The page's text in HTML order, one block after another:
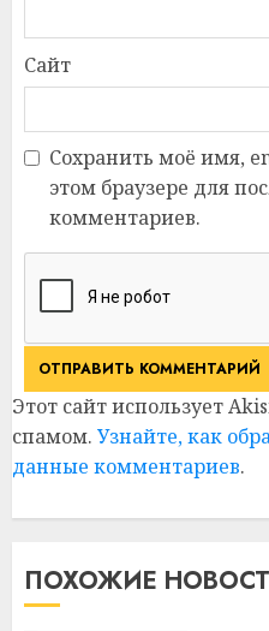
Сайт
Сохранить моё имя,
этом браузере для
комментариев.
Этот сайт использует
спамом. Узнайте, как
данные комментариев.
ПОХОЖИЕ